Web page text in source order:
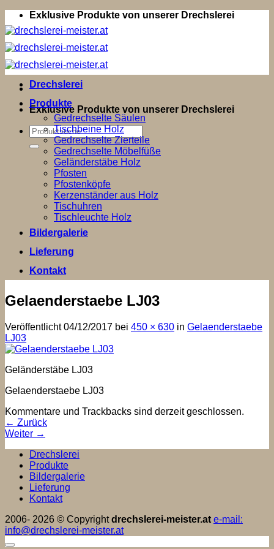
Zum
Inhalt
springen
Exklusive Produkte von unserer Drechslerei
Exklusive Produkte von unserer Drechslerei
Suchen
nach:
Drechslerei
Produkte
Gedrechselte Säulen
Tischbeine Holz
Gedrechselte Zierteile
Gedrechselte Möbelfüße
Geländerstäbe Holz
Pfosten
Pfostenköpfe
Kerzenständer aus Holz
Tischuhren
Tischleuchte Holz
Bildergalerie
Lieferung
Kontakt
Gelaenderstaebe LJ03
Veröffentlicht04/12/2017 bei 450 × 630 in Gelaenderstaebe
LJ03
Geländerstäbe LJ03
Gelaenderstaebe LJ03
Kommentare und Trackbacks sind derzeit geschlossen.
← Zurück
Weiter →
Drechslerei
Produkte
Bildergalerie
Lieferung
Kontakt
2006- 2026 © Copyrightdrechslerei-meister.at e-mail:
info@drechslerei-meister.at